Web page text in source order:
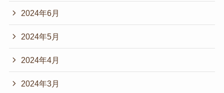
2024年6月
2024年5月
2024年4月
2024年3月